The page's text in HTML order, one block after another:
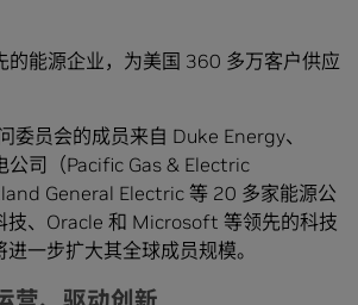
的能源企业，为美国 360 多万客户供应
委员会的成员来自 Duke Energy、
公司（Pacific Gas & Electric
General Electric 等 20 多家能源公
技、Oracle 和 Microsoft 等领先的科技
一步扩大其全球成员规模。